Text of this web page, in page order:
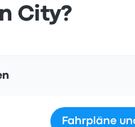
City?
Fahrpläne